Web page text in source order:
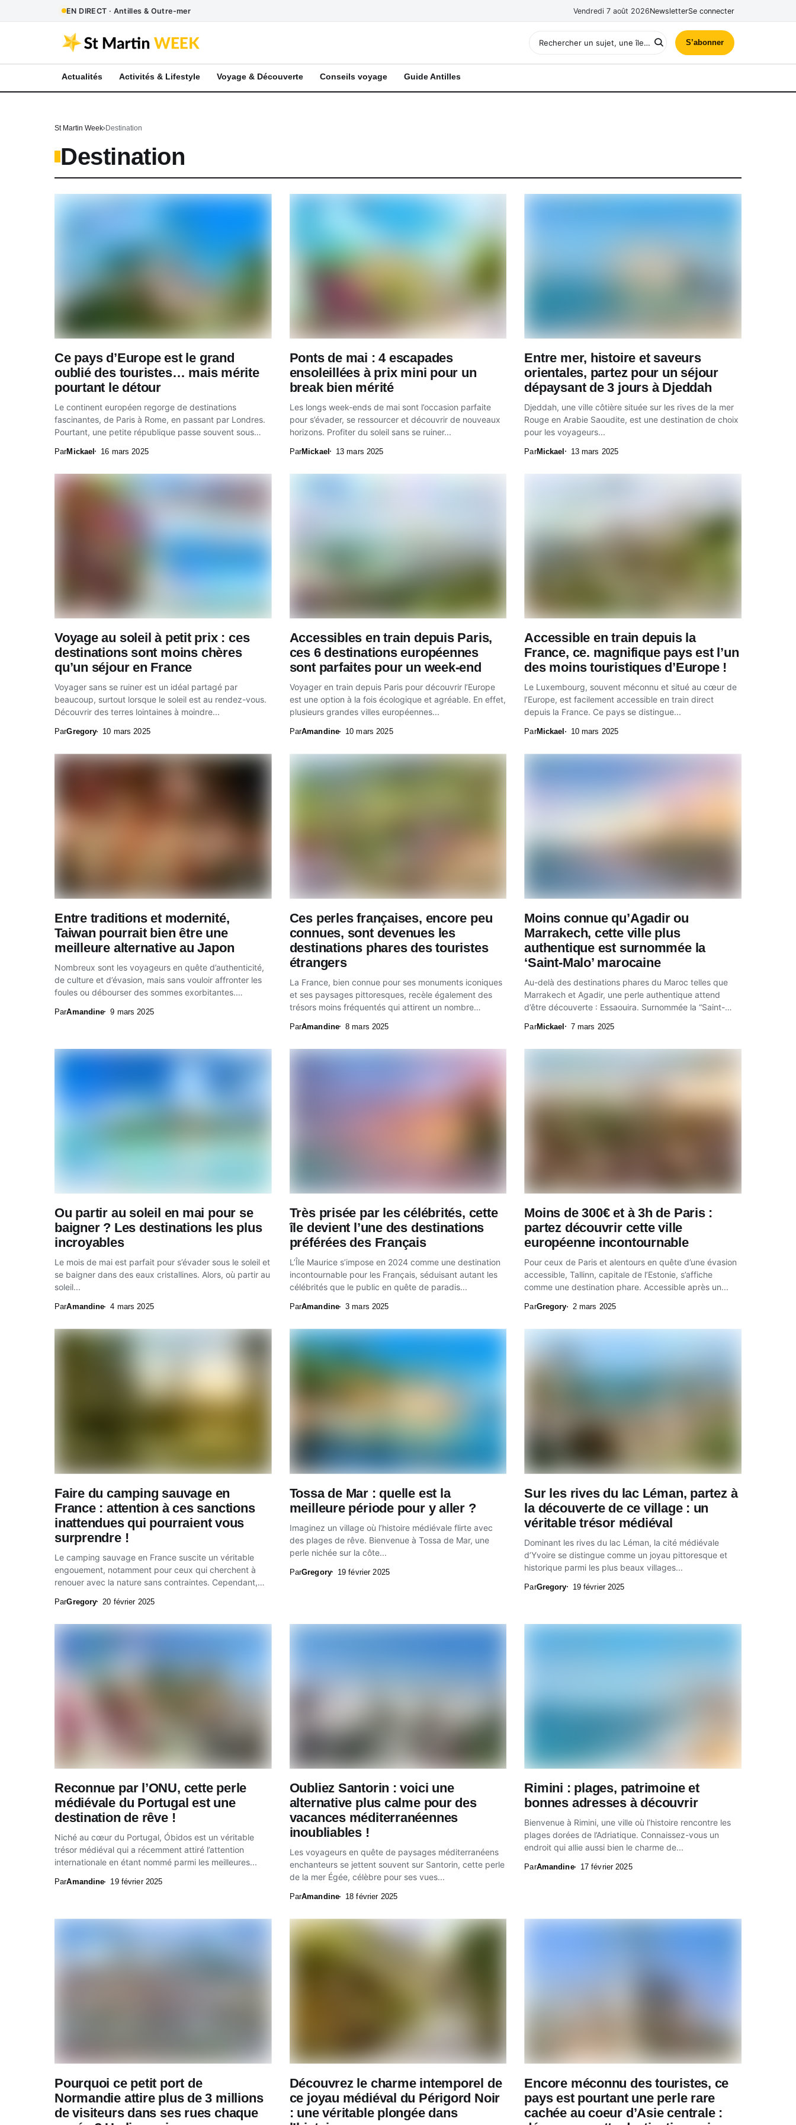
EN DIRECT · Antilles & Outre-mer Vendredi 7 août 2026NewsletterSe connecter
S’abonner
Actualités Activités & Lifestyle Voyage & Découverte Conseils voyage Guide Antilles
St Martin Week Destination
Destination
Ce pays d’Europe est le grand
oublié des touristes… mais mérite
pourtant le détour
Le continent européen regorge de destinations
fascinantes, de Paris à Rome, en passant par Londres.
Pourtant, une petite république passe souvent sous
ParMickael 16 mars 2025
Ponts de mai : 4 escapades
ensoleillées à prix mini pour un
break bien mérité
Les longs week-ends de mai sont l’occasion parfaite
pour s’évader, se ressourcer et découvrir de nouveaux
horizons. Profiter du soleil sans se ruiner...
ParMickael 13 mars 2025
Entre mer, histoire et saveurs
orientales, partez pour un séjour
dépaysant de 3 jours à Djeddah
Djeddah, une ville côtière située sur les rives de la mer
Rouge en Arabie Saoudite, est une destination de choix
pour les voyageurs...
ParMickael 13 mars 2025
Voyage au soleil à petit prix : ces
destinations sont moins chères
qu’un séjour en France
Voyager sans se ruiner est un idéal partagé par
beaucoup, surtout lorsque le soleil est au rendez-vous.
Découvrir des terres lointaines à moindre...
ParGregory 10 mars 2025
Accessibles en train depuis Paris,
ces 6 destinations européennes
sont parfaites pour un week-end
Voyager en train depuis Paris pour découvrir l’Europe
est une option à la fois écologique et agréable. En effet,
plusieurs grandes villes européennes...
ParAmandine 10 mars 2025
Accessible en train depuis la
France, ce. magnifique pays est l’un
des moins touristiques d’Europe !
Le Luxembourg, souvent méconnu et situé au cœur de
l’Europe, est facilement accessible en train direct
depuis la France. Ce pays se distingue...
ParMickael 10 mars 2025
Entre traditions et modernité,
Taiwan pourrait bien être une
meilleure alternative au Japon
Nombreux sont les voyageurs en quête d’authenticité,
de culture et d’évasion, mais sans vouloir affronter les
foules ou débourser des sommes exorbitantes.
ParAmandine 9 mars 2025
Ces perles françaises, encore peu
connues, sont devenues les
destinations phares des touristes
étrangers
La France, bien connue pour ses monuments iconiques
et ses paysages pittoresques, recèle également des
trésors moins fréquentés qui attirent un nombre
ParAmandine 8 mars 2025
Moins connue qu’Agadir ou
Marrakech, cette ville plus
authentique est surnommée la
‘Saint-Malo’ marocaine
Au-delà des destinations phares du Maroc telles que
Marrakech et Agadir, une perle authentique attend
d’être découverte : Essaouira. Surnommée la “Saint-
ParMickael 7 mars 2025
Ou partir au soleil en mai pour se
baigner ? Les destinations les plus
incroyables
Le mois de mai est parfait pour s’évader sous le soleil et
se baigner dans des eaux cristallines. Alors, où partir au
soleil...
ParAmandine 4 mars 2025
Très prisée par les célébrités, cette
île devient l’une des destinations
préférées des Français
L’Île Maurice s’impose en 2024 comme une destination
incontournable pour les Français, séduisant autant les
célébrités que le public en quête de paradis...
ParAmandine 3 mars 2025
Moins de 300€ et à 3h de Paris :
partez découvrir cette ville
européenne incontournable
Pour ceux de Paris et alentours en quête d’une évasion
accessible, Tallinn, capitale de l’Estonie, s’affiche
comme une destination phare. Accessible après un...
ParGregory 2 mars 2025
Faire du camping sauvage en
France : attention à ces sanctions
inattendues qui pourraient vous
surprendre !
Le camping sauvage en France suscite un véritable
engouement, notamment pour ceux qui cherchent à
renouer avec la nature sans contraintes. Cependant,
ParGregory 20 février 2025
Tossa de Mar : quelle est la
meilleure période pour y aller ?
Imaginez un village où l’histoire médiévale flirte avec
des plages de rêve. Bienvenue à Tossa de Mar, une
perle nichée sur la côte...
ParGregory 19 février 2025
Sur les rives du lac Léman, partez à
la découverte de ce village : un
véritable trésor médiéval
Dominant les rives du lac Léman, la cité médiévale
d’Yvoire se distingue comme un joyau pittoresque et
historique parmi les plus beaux villages...
ParGregory 19 février 2025
Reconnue par l’ONU, cette perle
médiévale du Portugal est une
destination de rêve !
Niché au cœur du Portugal, Óbidos est un véritable
trésor médiéval qui a récemment attiré l’attention
internationale en étant nommé parmi les meilleures...
ParAmandine 19 février 2025
Oubliez Santorin : voici une
alternative plus calme pour des
vacances méditerranéennes
inoubliables !
Les voyageurs en quête de paysages méditerranéens
enchanteurs se jettent souvent sur Santorin, cette perle
de la mer Égée, célèbre pour ses vues...
ParAmandine 18 février 2025
Rimini : plages, patrimoine et
bonnes adresses à découvrir
Bienvenue à Rimini, une ville où l’histoire rencontre les
plages dorées de l’Adriatique. Connaissez-vous un
endroit qui allie aussi bien le charme de...
ParAmandine 17 février 2025
Pourquoi ce petit port de
Normandie attire plus de 3 millions
de visiteurs dans ses rues chaque
Découvrez le charme intemporel de
ce joyau médiéval du Périgord Noir
: une véritable plongée dans
Encore méconnu des touristes, ce
pays est pourtant une perle rare
cachée au coeur d’Asie centrale :